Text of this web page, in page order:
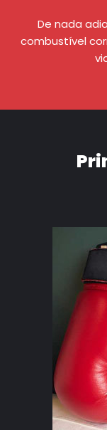
De nada
combustível